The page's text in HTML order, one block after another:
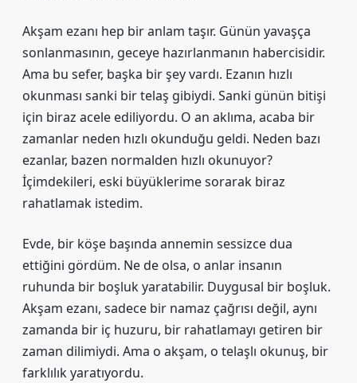
Akşam ezanı hep bir anlam taşır. Günün yavaşça
sonlanmasının, geceye hazırlanmanın habercisidir.
Ama bu sefer, başka bir şey vardı. Ezanın hızlı
okunması sanki bir telaş gibiydi. Sanki günün bitişi
için biraz acele ediliyordu. O an aklıma, acaba bir
zamanlar neden hızlı okunduğu geldi. Neden bazı
ezanlar, bazen normalden hızlı okunuyor?
İçimdekileri, eski büyüklerime sorarak biraz
rahatlamak istedim.
Evde, bir köşe başında annemin sessizce dua
ettiğini gördüm. Ne de olsa, o anlar insanın
ruhunda bir boşluk yaratabilir. Duygusal bir boşluk.
Akşam ezanı, sadece bir namaz çağrısı değil, aynı
zamanda bir iç huzuru, bir rahatlamayı getiren bir
zaman dilimiydi. Ama o akşam, o telaşlı okunuş, bir
farklılık yaratıyordu.